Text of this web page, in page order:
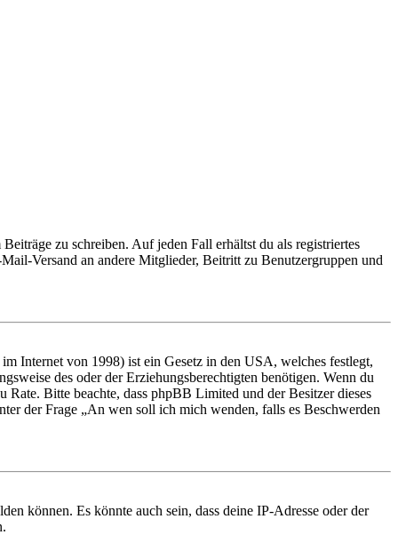
zu schreiben. Auf jeden Fall erhältst du als registriertes
Versand an andere Mitglieder, Beitritt zu Benutzergruppen und
Internet von 1998) ist ein Gesetz in den USA, welches festlegt,
des oder der Erziehungsberechtigten benötigen. Wenn du
Bitte beachte, dass phpBB Limited und der Besitzer dieses
der Frage „An wen soll ich mich wenden, falls es Beschwerden
können. Es könnte auch sein, dass deine IP-Adresse oder der